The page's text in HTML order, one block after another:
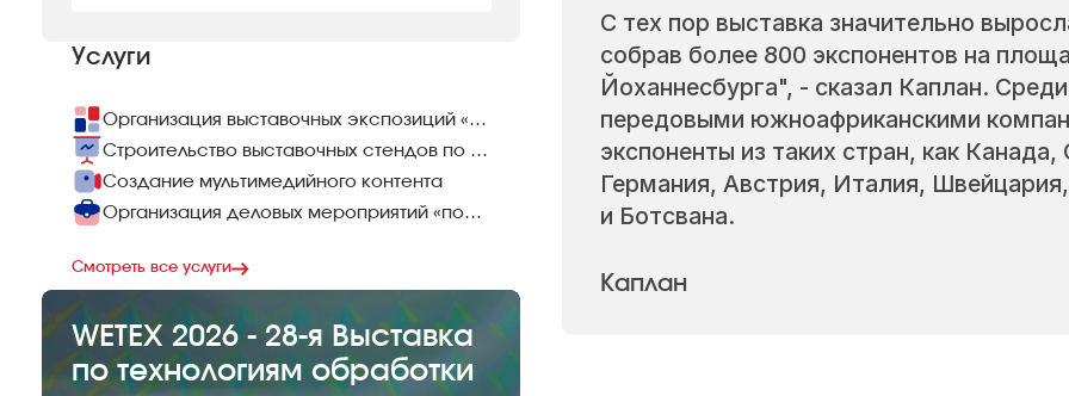
Услуги
Организация выставочных экспозиций «под ключ»
Строительство выставочных стендов по всему миру
Создание мультимедийного контента
Организация деловых мероприятий «под ключ»
Смотреть все услуги
WETEX 2026 - 28-я Выставка
по технологиям обработки
С тех пор выставка значительно
собрав более 800 экспонентов на
Йоханнесбурга", - сказал Каплан.
передовыми южноафриканскими
экспоненты из таких стран, как
Германия, Австрия, Италия,
и Ботсвана.
Каплан